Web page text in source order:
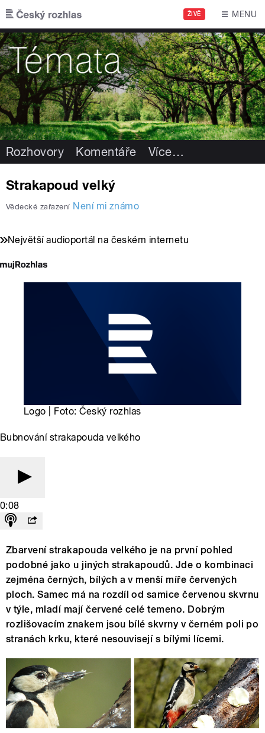
Přejít k hlavnímu obsahu
ŽIVĚ MENU
Rozhovory Komentáře Více…
Strakapoud velký
Vědecké zařazení Není mi známo
Největší audioportál na českém internetu
Logo | Foto: Český rozhlas
Bubnování strakapouda velkého
0:08
Zbarvení strakapouda velkého je na první pohled
podobné jako u jiných strakapoudů. Jde o kombinaci
zejména černých, bílých a v menší míře červených
ploch. Samec má na rozdíl od samice červenou skvrnu
v týle, mladí mají červené celé temeno. Dobrým
rozlišovacím znakem jsou bílé skvrny v černém poli po
stranách krku, které nesouvisejí s bílými lícemi.